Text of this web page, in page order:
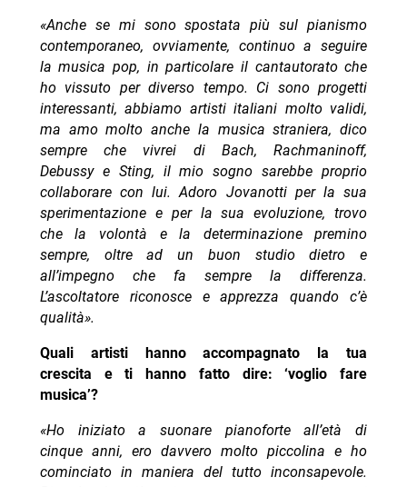
«Anche se mi sono spostata più sul pianismo
contemporaneo, ovviamente, continuo a seguire
la musica pop, in particolare il cantautorato che
ho vissuto per diverso tempo. Ci sono progetti
interessanti, abbiamo artisti italiani molto validi,
ma amo molto anche la musica straniera, dico
sempre che vivrei di Bach, Rachmaninoff,
Debussy e Sting, il mio sogno sarebbe proprio
collaborare con lui. Adoro Jovanotti per la sua
sperimentazione e per la sua evoluzione, trovo
che la volontà e la determinazione premino
sempre, oltre ad un buon studio dietro e
all’impegno che fa sempre la differenza.
L’ascoltatore riconosce e apprezza quando c’è
qualità».
Quali artisti hanno accompagnato la tua
crescita e ti hanno fatto dire: ‘voglio fare
musica’?
«Ho iniziato a suonare pianoforte all’età di
cinque anni, ero davvero molto piccolina e ho
cominciato in maniera del tutto inconsapevole.